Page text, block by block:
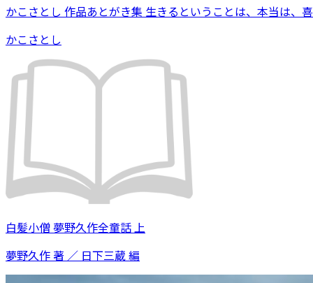
かこさとし 作品あとがき集 生きるということは、本当は、
かこさとし
白髪小僧 夢野久作全童話 上
夢野久作 著 ／ 日下三蔵 編